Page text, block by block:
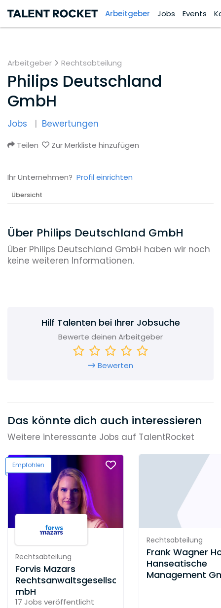
Arbeitgeber Jobs Events
Arbeitgeber Rechtsabteilung
Philips Deutschland
GmbH
Jobs Bewertungen
Teilen Zur Merkliste hinzufügen
Ihr Unternehmen? Profil einrichten
Übersicht
Über Philips Deutschland GmbH
Über Philips Deutschland GmbH haben wir noch
keine weiteren Informationen.
Hilf Talenten bei Ihrer Jobsuche
Bewerte deinen Arbeitgeber
Bewerten
Das könnte dich auch interessieren
Weitere interessante Jobs auf TalentRocket
Empfohlen
Rechtsabteilung
Forvis Mazars
Rechtsanwaltsgesellschaft
mbH
17 Jobs veröffentlicht
Rechtsabteilung
Frank Wagner
Hanseatische
Management